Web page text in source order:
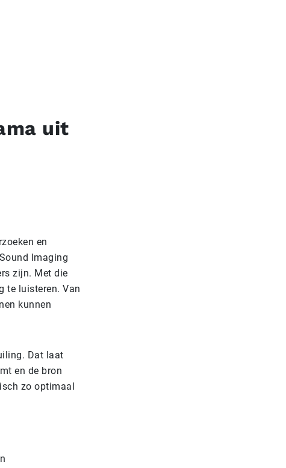
uit
en
Imaging
zijn. Met die
te luisteren. Van
kunnen
Dat laat
en de bron
zo optimaal